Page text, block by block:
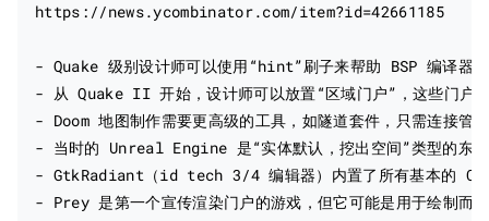
https://news.ycombinator.com/item?id=42661185
- Quake 级别设计师可以使用“hint”刷子来帮助 BSP 编译器确
- 从 Quake II 开始，设计师可以放置“区域门户”，这些门户是
- Doom 地图制作需要更高级的工具，如隧道套件，只需连接管
- 当时的 Unreal Engine 是“实体默认，挖出空间”类型的东
- GtkRadiant（id tech 3/4 编辑器）内置了所有基本的 CSG
- Prey 是第一个宣传渲染门户的游戏，但它可能是用于绘制而